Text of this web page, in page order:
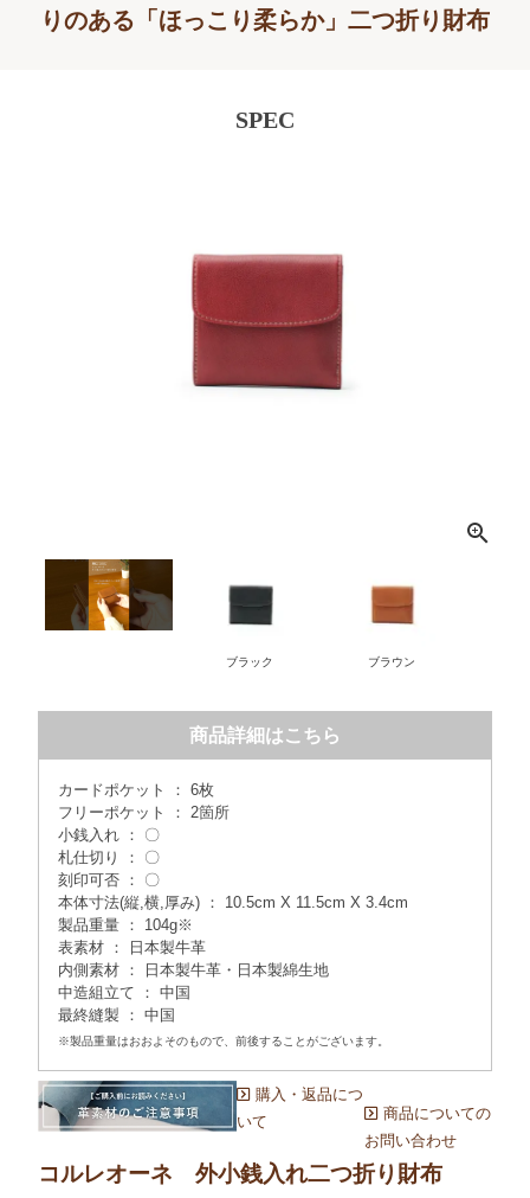
りのある「ほっこり柔らか」二つ折り財布
SPEC
ブラック ブラウン
商品詳細はこちら
カードポケット ： 6枚
フリーポケット ： 2箇所
小銭入れ ： 〇
札仕切り ： 〇
刻印可否 ： 〇
本体寸法(縦,横,厚み) ： 10.5cm X 11.5cm X 3.4cm
製品重量 ： 104g※
表素材 ： 日本製牛革
内側素材 ： 日本製牛革・日本製綿生地
中造組立て ： 中国
最終縫製 ： 中国
※製品重量はおおよそのもので、前後することがございます。
購入・返品につ
いて
商品についての
お問い合わせ
コルレオーネ 外小銭入れ二つ折り財布